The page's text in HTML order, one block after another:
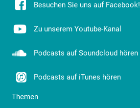
Besuchen Sie uns auf Facebook!
Zu unserem Youtube-Kanal
Podcasts auf Soundcloud hören
Podcasts auf iTunes hören
Themen